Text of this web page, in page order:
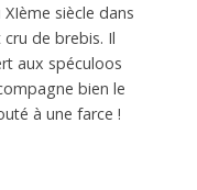
siècle dans
cru de brebis. Il
aux spéculoos
bien le
à une farce !